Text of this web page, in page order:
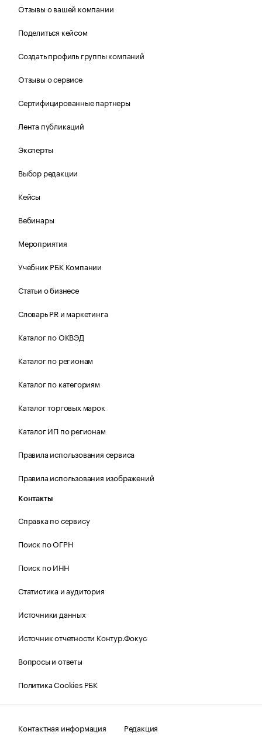
Отзывы о вашей компании
Поделиться кейсом
Создать профиль группы компаний
Отзывы о сервисе
Сертифицированные партнеры
Лента публикаций
Эксперты
Выбор редакции
Кейсы
Вебинары
Мероприятия
Учебник РБК Компании
Статьи о бизнесе
Словарь PR и маркетинга
Каталог по ОКВЭД
Каталог по регионам
Каталог по категориям
Каталог торговых марок
Каталог ИП по регионам
Правила использования сервиса
Правила использования изображений
Контакты
Справка по сервису
Поиск по ОГРН
Поиск по ИНН
Статистика и аудитория
Источники данных
Источник отчетности Контур.Фокус
Вопросы и ответы
Политика Cookies РБК
Контактная информация Редакция